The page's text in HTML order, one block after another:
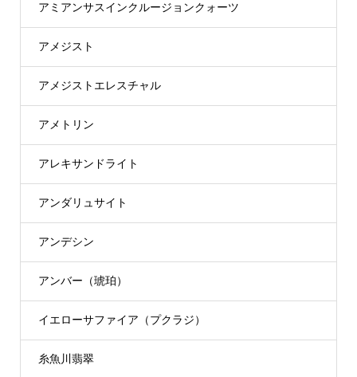
アミアンサスインクルージョンクォーツ
アメジスト
アメジストエレスチャル
アメトリン
アレキサンドライト
アンダリュサイト
アンデシン
アンバー（琥珀）
イエローサファイア（プクラジ）
糸魚川翡翠